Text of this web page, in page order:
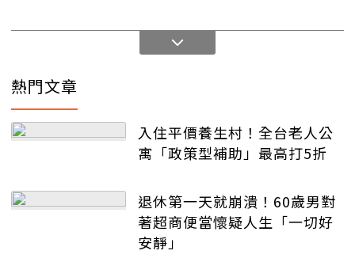
熱門文章
入住平價養生村！全台老人公
寓「政策型補助」最高打5折
退休第一天就崩潰！60歲男對
著超商便當懷疑人生「一切好
安靜」